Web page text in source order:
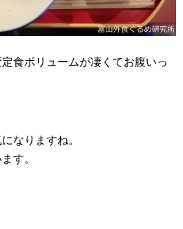
食ボリュームが凄くてお腹いっ
なりますね。
す。